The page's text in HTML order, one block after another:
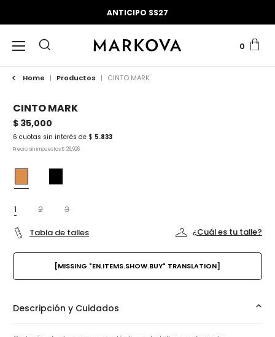
ANTICIPO SS27
0
Home | Productos | CINTO MARK
CINTO MARK
$ 35,000
6 cuotas sin interés de $ 5.833
Precio sin impuestos $ 28,926
1 2
3
Tabla de talles
¿Cuál es tu talle?
Descripción y Cuidados